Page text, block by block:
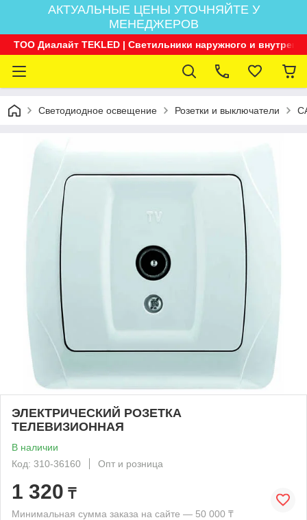
АКТУАЛЬНЫЕ ЦЕНЫ УТОЧНЯЙТЕ У
МЕНЕДЖЕРОВ
ТОО Диалайт TEKLED | Светильники наружного и
Светодиодное освещение Розетки и выключатели
ЭЛЕКТРИЧЕСКИЙ РОЗЕТКА
ТЕЛЕВИЗИОННАЯ
В наличии
Код: 310-36160
Опт и розница
1 320 ₸
Минимальная сумма заказа на сайте — 50 000 ₸